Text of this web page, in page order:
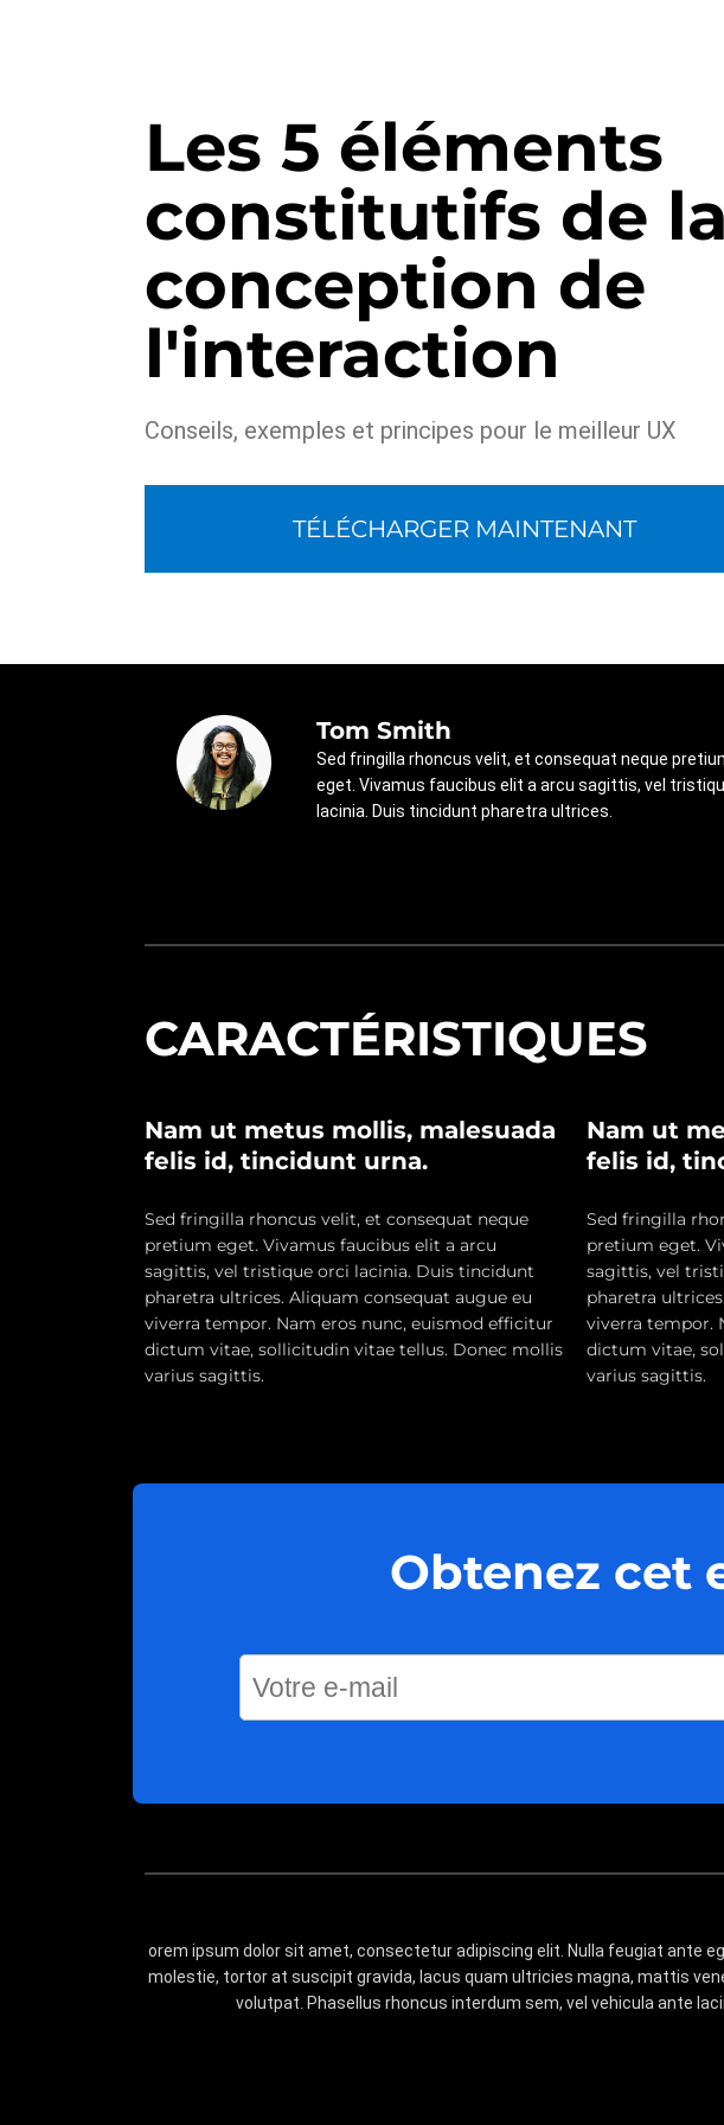
Les 5 éléments
constitutifs de la
conception de
l'interaction
Conseils, exemples et principes pour le meilleur UX
TÉLÉCHARGER MAINTENANT
Tom Smith
Sed fringilla rhoncus velit, et consequat neque
eget. Vivamus faucibus elit a arcu sagittis, vel
lacinia. Duis tincidunt pharetra ultrices.
CARACTÉRISTIQUES
Nam ut metus mollis, malesuada
felis id, tincidunt urna.
Sed fringilla rhoncus velit, et consequat neque
pretium eget. Vivamus faucibus elit a arcu
sagittis, vel tristique orci lacinia. Duis tincidunt
pharetra ultrices. Aliquam consequat augue eu
viverra tempor. Nam eros nunc, euismod efficitur
dictum vitae, sollicitudin vitae tellus. Donec mollis
varius sagittis.
Nam ut
felis id,
Sed fringilla
pretium eget.
sagittis, vel
pharetra
viverra tempor.
dictum vitae,
varius sagittis.
Obtenez cet
orem ipsum dolor sit amet, consectetur adipiscing elit. Nulla feugiat ante
molestie, tortor at suscipit gravida, lacus quam ultricies magna, mattis
volutpat. Phasellus rhoncus interdum sem, vel vehicula ante